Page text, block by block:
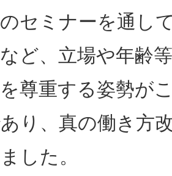
セミナーを通し
ど、立場や年齢
尊重する姿勢が
り、真の働き方
した。